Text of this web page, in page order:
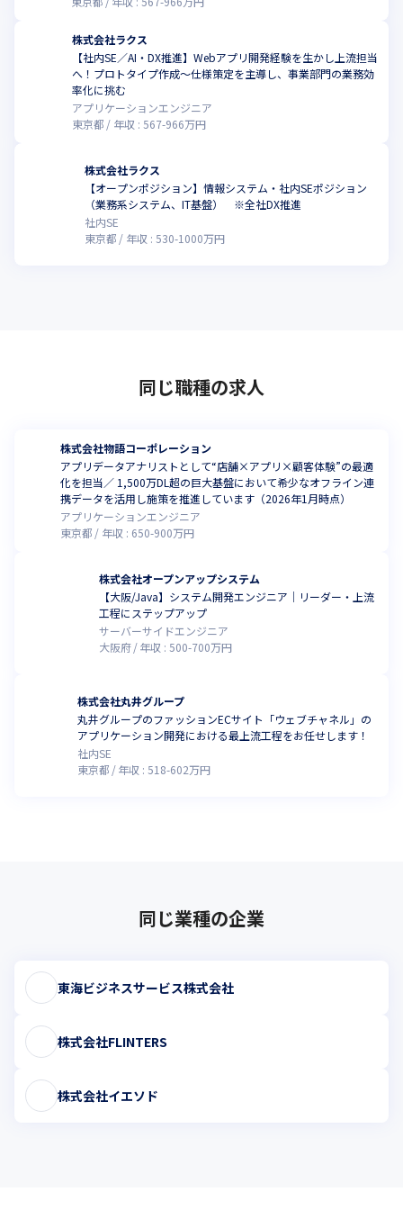
株式会社ラクス
【社内SE／AI・DX推進】Webアプリ開発経験を生かし上流担当
へ！プロトタイプ作成〜仕様策定を主導し、事業部門の業務効
率化に挑む
アプリケーションエンジニア
東京都
年収 : 567-966万円
株式会社ラクス
【オープンポジション】情報システム・社内SEポジション
（業務系システム、IT基盤） ※全社DX推進
社内SE
東京都
年収 : 530-1000万円
同じ職種の求人
株式会社物語コーポレーション
アプリデータアナリストとして“店舗×アプリ×顧客体験”の最適
化を担当／ 1,500万DL超の巨大基盤において希少なオフライン連
携データを活用し施策を推進しています（2026年1月時点）
アプリケーションエンジニア
東京都
年収 : 650-900万円
株式会社オープンアップシステム
【大阪/Java】システム開発エンジニア｜リーダー・上流
工程にステップアップ
サーバーサイドエンジニア
大阪府
年収 :500-700万円
株式会社丸井グループ
丸井グループのファッションECサイト「ウェブチャネル」の
アプリケーション開発における最上流工程をお任せします！
社内SE
東京都
年収 :518-602万円
同じ業種の企業
東海ビジネスサービス株式会社
株式会社FLINTERS
株式会社イエソド